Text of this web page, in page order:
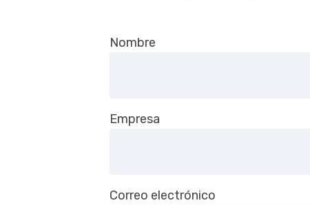
Nombre
Empresa
Correo electrónico
Deja este campo en blanco, por